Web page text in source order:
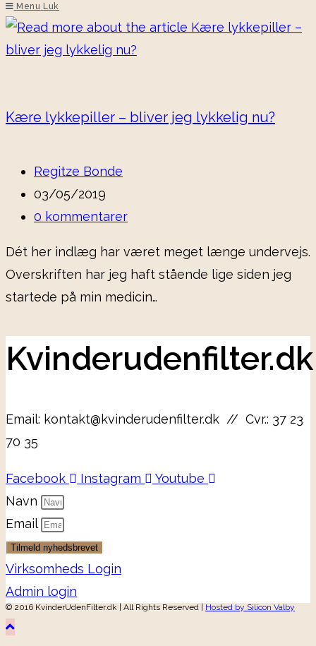
Menu Luk
Kære lykkepiller – bliver jeg lykkelig nu?
Post
author:
Regitze Bonde
Post
published:
03/05/2019
Post
0 kommentarer
Dét her indlæg har været meget længe undervejs.
Overskriften har jeg haft stående lige siden jeg
startede på min medicin…
Kvinderudenfilter.dk
Email: kontakt@kvinderudenfilter.dk // Cvr.: 37 23
70 35
Facebook Instagram
Youtube
Navn
Email
Tilmeld nyhedsbrevet
Virksomheds Login
Admin login
© 2016 KvinderUdenFilter.dk | All Rights Reserved | Hosted by Silicon Valby